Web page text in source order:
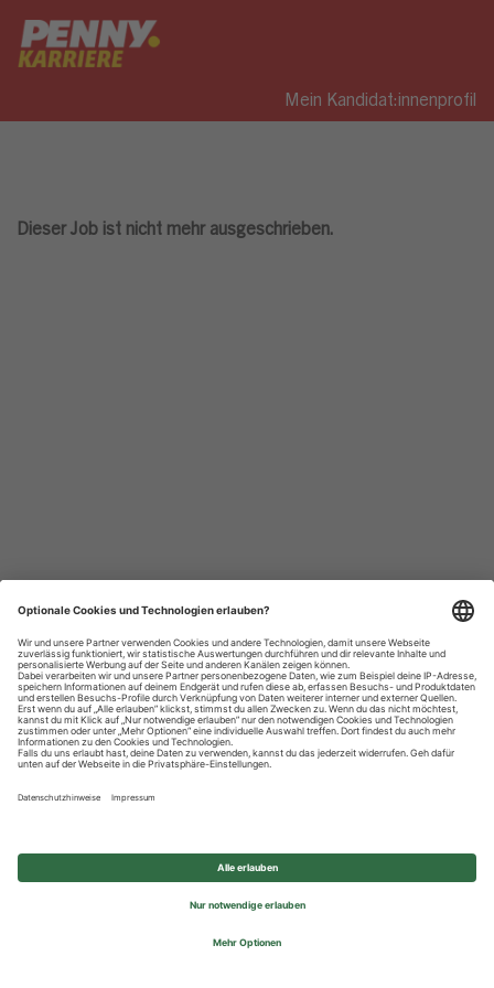
Mein Kandidat:innenprofil
Dieser Job ist nicht mehr ausgeschrieben.
Datenschutzhinweise
Impressum
Privatsphäre-Einstellungen
© 2026 REWE Group - All rights reserved